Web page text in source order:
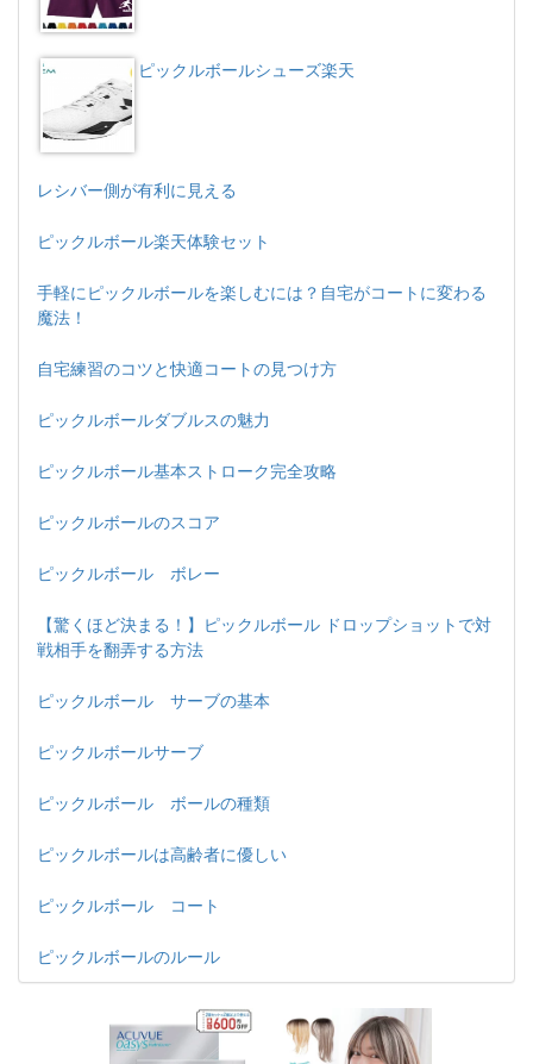
ピックルボールシューズ楽天
レシバー側が有利に見える
ピックルボール楽天体験セット
手軽にピックルボールを楽しむには？自宅がコートに変わる
魔法！
自宅練習のコツと快適コートの見つけ方
ピックルボールダブルスの魅力
ピックルボール基本ストローク完全攻略
ピックルボールのスコア
ピックルボール ボレー
【驚くほど決まる！】ピックルボール ドロップショットで対
戦相手を翻弄する方法
ピックルボール サーブの基本
ピックルボールサーブ
ピックルボール ボールの種類
ピックルボールは高齢者に優しい
ピックルボール コート
ピックルボールのルール